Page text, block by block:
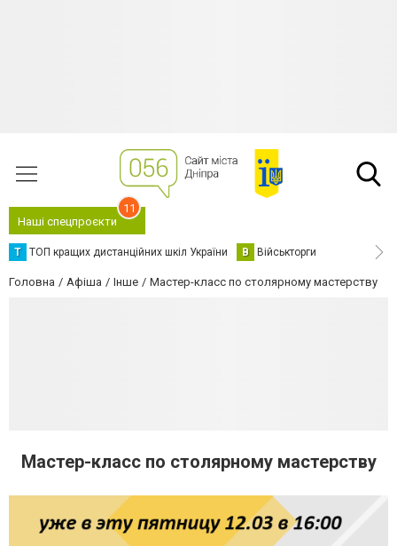
Наші спецпроєкти
11
Т ТОП кращих дистанційних шкіл України В Військторги
Головна Афіша Інше Мастер-класс по столярному мастерству
Мастер-класс по столярному мастерству